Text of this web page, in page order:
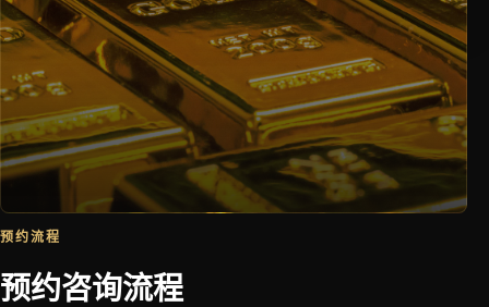
预约流程
预约咨询流程